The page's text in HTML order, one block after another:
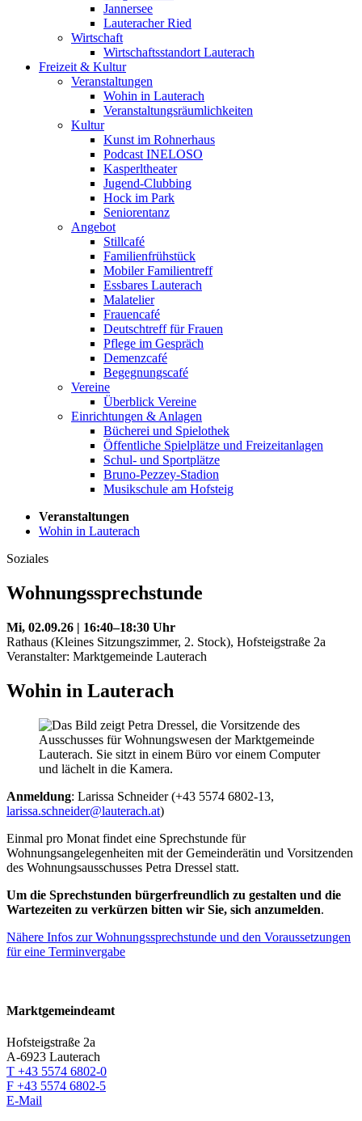
Jannersee
Lauteracher Ried
Wirtschaft
Wirtschaftsstandort Lauterach
Freizeit & Kultur
Veranstaltungen
Wohin in Lauterach
Veranstaltungsräumlichkeiten
Kultur
Kunst im Rohnerhaus
Podcast INELOSO
Kasperltheater
Jugend-Clubbing
Hock im Park
Seniorentanz
Angebot
Stillcafé
Familienfrühstück
Mobiler Familientreff
Essbares Lauterach
Malatelier
Frauencafé
Deutschtreff für Frauen
Pflege im Gespräch
Demenzcafé
Begegnungscafé
Vereine
Überblick Vereine
Einrichtungen & Anlagen
Bücherei und Spielothek
Öffentliche Spielplätze und Freizeitanlagen
Schul- und Sportplätze
Bruno-Pezzey-Stadion
Musikschule am Hofsteig
Veranstaltungen
Wohin in Lauterach
Soziales
Wohnungssprechstunde
Mi, 02.09.26 | 16:40–18:30 Uhr
Rathaus (Kleines Sitzungszimmer, 2. Stock), Hofsteigstraße 2a
Veranstalter: Marktgemeinde Lauterach
Wohin in Lauterach
Anmeldung: Larissa Schneider (+43 5574 6802-13,
larissa.schneider@lauterach.at)
Einmal pro Monat findet eine Sprechstunde für
Wohnungsangelegenheiten mit der Gemeinderätin und Vorsitzenden
des Wohnungsausschusses Petra Dressel statt.
Um die Sprechstunden bürgerfreundlich zu gestalten und die
Wartezeiten zu verkürzen bitten wir Sie, sich anzumelden.
Nähere Infos zur Wohnungssprechstunde und den Voraussetzungen
für eine Terminvergabe
Marktgemeindeamt
Hofsteigstraße 2a
A-6923 Lauterach
T +43 5574 6802-0
F +43 5574 6802-5
E-Mail